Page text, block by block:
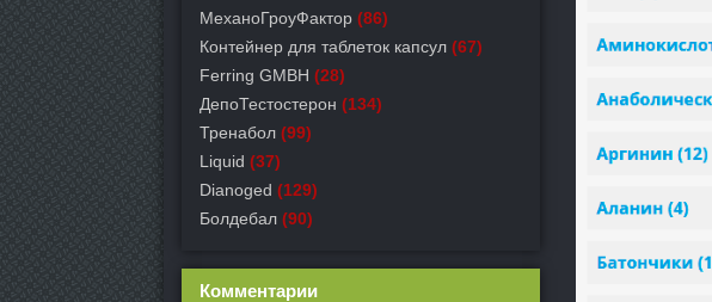
МеханоГроуФактор (86)
Контейнер для таблеток капсул (67)
Ferring GMBH (28)
ДепоТестостерон (134)
Тренабол (99)
Liquid (37)
Dianoged (129)
Болдебал (90)
Комментарии